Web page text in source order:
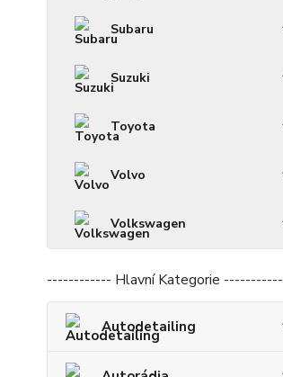
Subaru
Suzuki
Toyota
Volvo
Volkswagen
------------ Hlavní Kategorie -----------
Autodetailing